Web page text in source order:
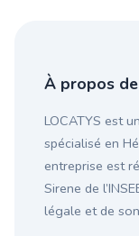
À propos de
LOCATYS est
spécialisé en
entreprise est
Sirene de
légale et de